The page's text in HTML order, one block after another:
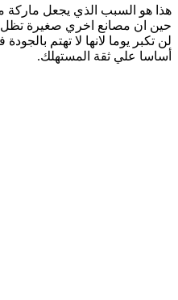
هذا هو السبب الذي يجعل ماركة
حين ان مصانع اخري صغيرة
لن تكبر يوما لانها لا تهتم
أساسا علي ثقة المستهلك.